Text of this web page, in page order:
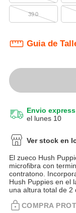
39.0
Guia de
Envio
el lunes 10
Ver stock en
El zueco Hush
microfibra con
contratono.
Hush Puppies en el
una altura total de 2
COMPRA